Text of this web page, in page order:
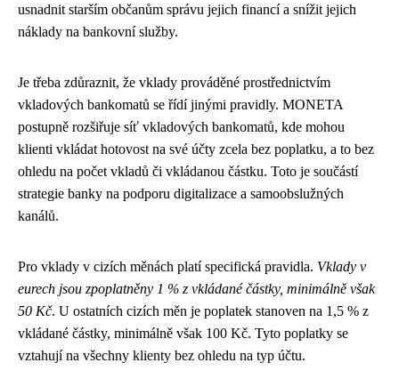
usnadnit starším občanům správu jejich financí a snížit jejich
náklady na bankovní služby.
Je třeba zdůraznit, že vklady prováděné prostřednictvím
vkladových bankomatů se řídí jinými pravidly. MONETA
postupně rozšiřuje síť vkladových bankomatů, kde mohou
klienti vkládat hotovost na své účty zcela bez poplatku, a to bez
ohledu na počet vkladů či vkládanou částku. Toto je součástí
strategie banky na podporu digitalizace a samoobslužných
kanálů.
Pro vklady v cizích měnách platí specifická pravidla. Vklady v
eurech jsou zpoplatněny 1 % z vkládané částky, minimálně však
50 Kč. U ostatních cizích měn je poplatek stanoven na 1,5 % z
vkládané částky, minimálně však 100 Kč. Tyto poplatky se
vztahují na všechny klienty bez ohledu na typ účtu.